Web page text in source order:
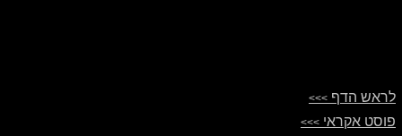
לראש הדף >>>
פוסט אקראי >>>